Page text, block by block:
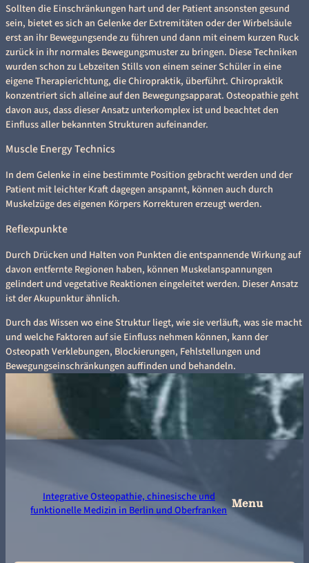
Sollten die Einschränkungen hart und der Patient ansonsten gesund
sein, bietet es sich an Gelenke der Extremitäten oder der Wirbelsäule
erst an ihr Bewegungsende zu führen und dann mit einem kurzen Ruck
zurück in ihr normales Bewegungsmuster zu bringen. Diese Techniken
wurden schon zu Lebzeiten Stills von einem seiner Schüler in eine
eigene Therapierichtung, die Chiropraktik, überführt. Chiropraktik
konzentriert sich alleine auf den Bewegungsapparat. Osteopathie geht
davon aus, dass dieser Ansatz unterkomplex ist und beachtet den
Einfluss aller bekannten Strukturen aufeinander.
Muscle Energy Technics
In dem Gelenke in eine bestimmte Position gebracht werden und der
Patient mit leichter Kraft dagegen anspannt, können auch durch
Muskelzüge des eigenen Körpers Korrekturen erzeugt werden.
Reflexpunkte
Durch Drücken und Halten von Punkten die entspannende Wirkung auf
davon entfernte Regionen haben, können Muskelanspannungen
gelindert und vegetative Reaktionen eingeleitet werden. Dieser Ansatz
ist der Akupunktur ähnlich.
Durch das Wissen wo eine Struktur liegt, wie sie verläuft, was sie macht
und welche Faktoren auf sie Einfluss nehmen können, kann der
Osteopath Verklebungen, Blockierungen, Fehlstellungen und
Bewegungseinschränkungen auffinden und behandeln.
Integrative Osteopathie, chinesische und
funktionelle Medizin in Berlin und Oberfranken Menu